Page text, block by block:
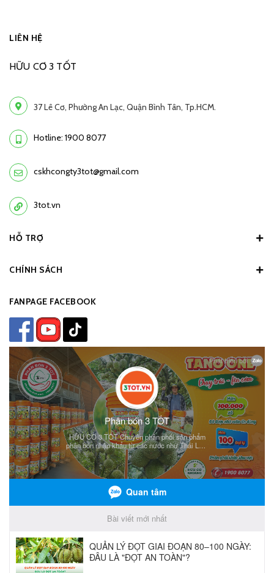
LIÊN HỆ
HỮU CƠ 3 TỐT
37 Lê Cơ, Phường An Lạc, Quận Bình Tân, Tp.HCM.
Hotline: 1900 8077
cskhcongty3tot@gmail.com
3tot.vn
HỖ TRỢ
CHÍNH SÁCH
FANPAGE FACEBOOK